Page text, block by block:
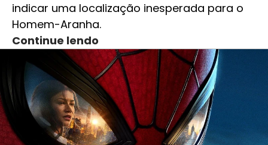
indicar uma localização inesperada para o
Homem-Aranha.
Continue lendo